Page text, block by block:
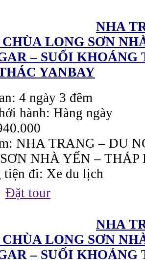
NHA
LONG SƠN
– SUỐI KHOÁNG
YANBAY
4 ngày 3 đêm
hành: Hàng ngày
NHA TRANG – DU
NHÀ YẾN – THÁP
tiện đi: Xe du lịch
Đặt tour
NHA
LONG SƠN
– SUỐI